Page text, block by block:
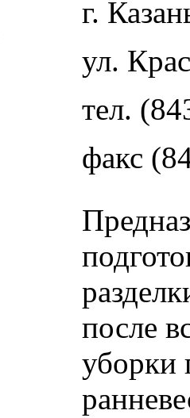
г.
ул.
тел.
факс
после
уборки